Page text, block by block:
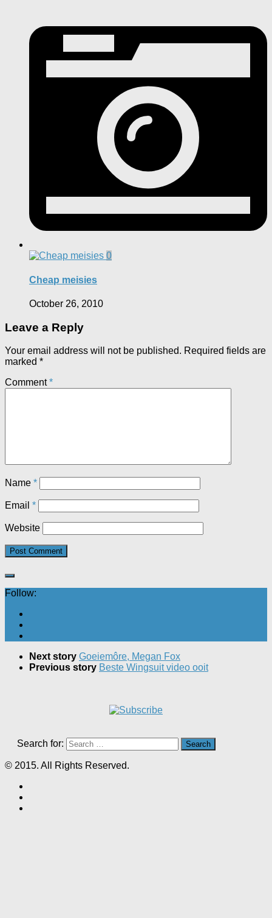
0
Cheap meisies
October 26, 2010
Leave a Reply
Your email address will not be published. Required fields are
marked *
Comment*
Name *
Email *
Website
Follow:
Next story Goeiemôre, Megan Fox
Previous story Beste Wingsuit video ooit
Search for:
© 2015. All Rights Reserved.